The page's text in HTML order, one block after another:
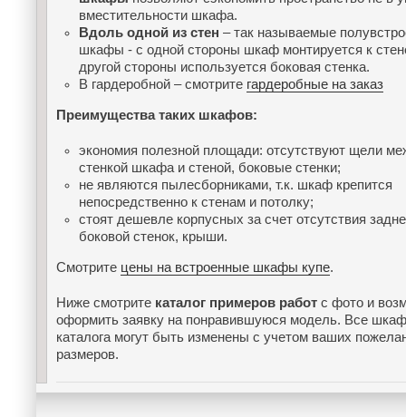
вместительности шкафа.
Вдоль одной из стен – так называемые
шкафы - с одной стороны шкаф монтируется к
другой стороны используется боковая стенка.
В гардеробной – смотрите гардеробные на заказ
Преимущества таких шкафов:
экономия полезной площади: отсутствуют щели
стенкой шкафа и стеной, боковые стенки;
не являются пылесборниками, т.к. шкаф крепится
непосредственно к стенам и потолку;
стоят дешевле корпусных за счет отсутствия
боковой стенок, крыши.
Смотрите цены на встроенные шкафы купе.
Ниже смотрите каталог примеров работ с фото и
оформить заявку на понравившуюся модель. Все
каталога могут быть изменены с учетом ваших
размеров.